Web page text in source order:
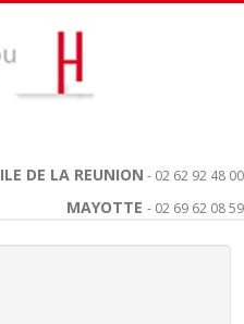
ILE DE LA REUNION - 02 62 92 48 00
MAYOTTE - 02 69 62 08 59